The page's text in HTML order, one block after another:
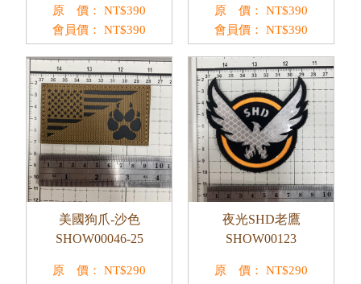
原 價： NT$390
會員價：
NT$390
原 價： NT$390
會員價：
NT$390
美國狗爪-沙色
SHOW00046-25
原 價： NT$290
夜光SHD老鷹
SHOW00123
原 價： NT$290